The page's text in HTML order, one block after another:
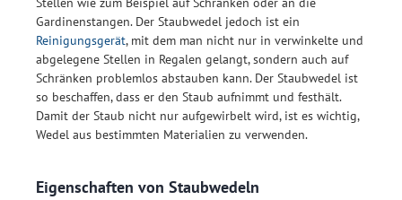
Gardinenstangen. Der Staubwedel jedoch ist ein
Reinigungsgerät, mit dem man nicht nur in verwinkelte und
abgelegene Stellen in Regalen gelangt, sondern auch auf
Schränken problemlos abstauben kann. Der Staubwedel ist
so beschaffen, dass er den Staub aufnimmt und festhält.
Damit der Staub nicht nur aufgewirbelt wird, ist es wichtig,
Wedel aus bestimmten Materialien zu verwenden.
Eigenschaften von Staubwedeln